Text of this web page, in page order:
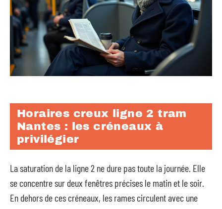
Horaires creux ligne 2 tram
Nantes : les créneaux à
privilégier
La saturation de la ligne 2 ne dure pas toute la journée. Elle
se concentre sur deux fenêtres précises le matin et le soir.
En dehors de ces créneaux, les rames circulent avec une